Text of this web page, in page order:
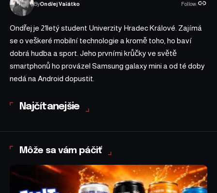
ByOndřej Vašátko Follow:
Ondřej je 21letý student Univerzity Hradec Králové. Zajímá
se o veškeré mobilní technologie a kromě toho, ho baví
dobrá hudba a sport. Jeho prvními krůčky ve světě
smartphonů ho provázel Samsung galaxy mini a od té doby
nedá na Android dopustit.
Najčítanejšie
Môže sa vám páčiť